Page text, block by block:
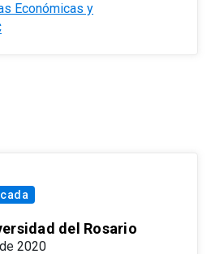
Económicas y
del Rosario
2020